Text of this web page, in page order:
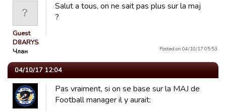
Guest
D8ARYS
Члан
Salut a tous, on ne sait pas plus sur la maj
?
Posted on 04/10/17 05:53.
04/10/17 12:04
Pas vraiment, si on se base sur la MAJ de
Football manager il y aurait: